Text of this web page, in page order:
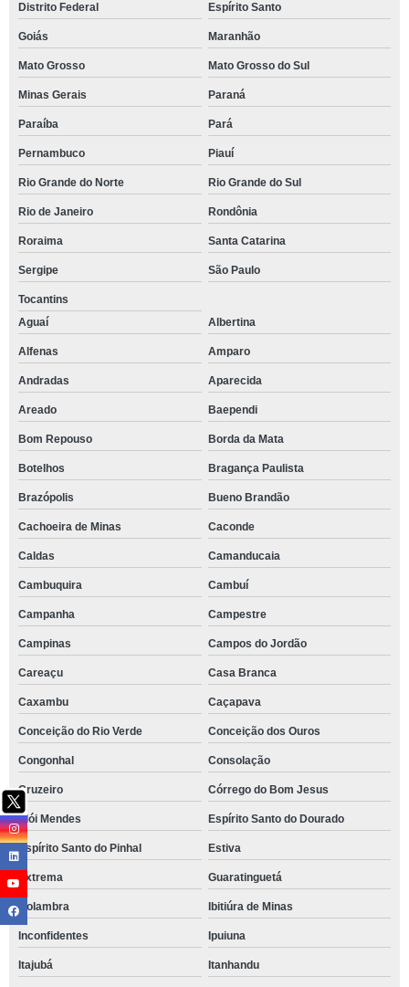
Distrito Federal Espírito Santo
Goiás Maranhão
Mato Grosso Mato Grosso do Sul
Minas Gerais Paraná
Paraíba Pará
Pernambuco Piauí
Rio Grande do Norte Rio Grande do Sul
Rio de Janeiro Rondônia
Roraima Santa Catarina
Sergipe São Paulo
Tocantins
Aguaí
Albertina
Alfenas Amparo
Andradas Aparecida
Areado Baependi
Bom Repouso Borda da Mata
Botelhos Bragança Paulista
Brazópolis Bueno Brandão
Cachoeira de Minas Caconde
Caldas Camanducaia
Cambuquira Cambuí
Campanha Campestre
Campinas Campos do Jordão
Careaçu Casa Branca
Caxambu Caçapava
Conceição do Rio Verde Conceição dos Ouros
Congonhal Consolação
Cruzeiro Córrego do Bom Jesus
Elói Mendes Espírito Santo do Dourado
Espírito Santo do Pinhal Estiva
Extrema Guaratinguetá
Holambra Ibitiúra de Minas
Inconfidentes Ipuiuna
Itajubá Itanhandu